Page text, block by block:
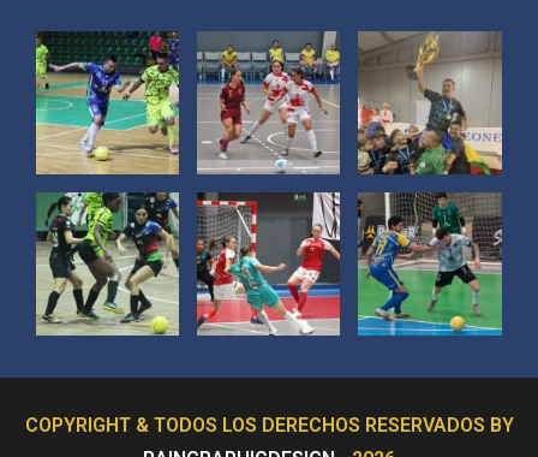
COPYRIGHT & TODOS LOS DERECHOS RESERVADOS BY